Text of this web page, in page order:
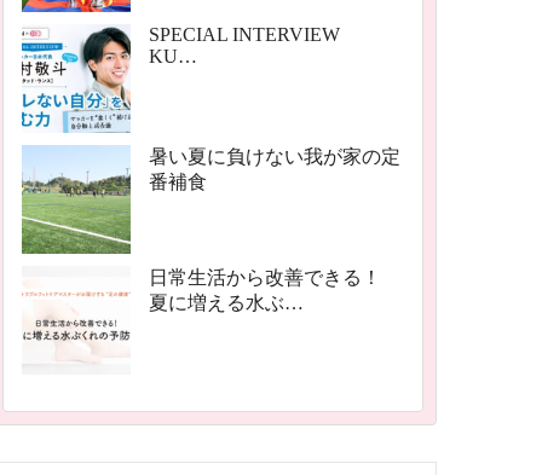
SPECIAL INTERVIEW
KU…
暑い夏に負けない我が家の定
番補食
日常生活から改善できる！
夏に増える水ぶ…